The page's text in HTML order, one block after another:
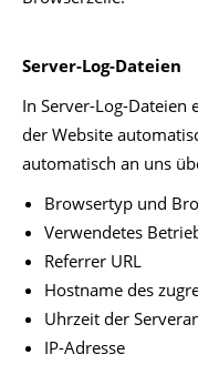
Server-Log-Dateien
In Server-Log-
der Website
automatisch an uns
Browsertyp und
Verwendetes
Referrer URL
Hostname des
Uhrzeit der
IP-Adresse